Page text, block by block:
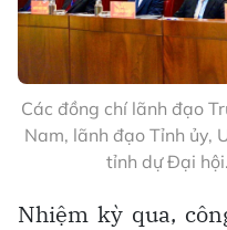
Các đồng chí lãnh đạo
Nam, lãnh đạo Tỉnh ủy,
tỉnh dự Đại hội.
Nhiệm kỳ qua,